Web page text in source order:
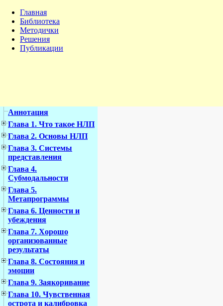
Главная
Библиотека
Методички
Решения
Публикации
Аннотация
Глава 1. Что такое НЛП
Глава 2. Основы НЛП
Глава 3. Системы
представления
Глава 4.
Субмодальности
Глава 5.
Метапрограммы
Глава 6. Ценности и
убеждения
Глава 7. Хорошо
организованные
результаты
Глава 8. Состояния и
эмоции
Глава 9. Заякоривание
Глава 10. Чувственная
острота и калибровка